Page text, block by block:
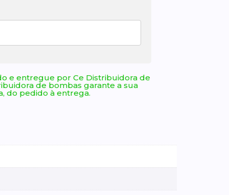
e entregue por Ce Distribuidora de
de bombas garante a sua
do pedido à entrega.